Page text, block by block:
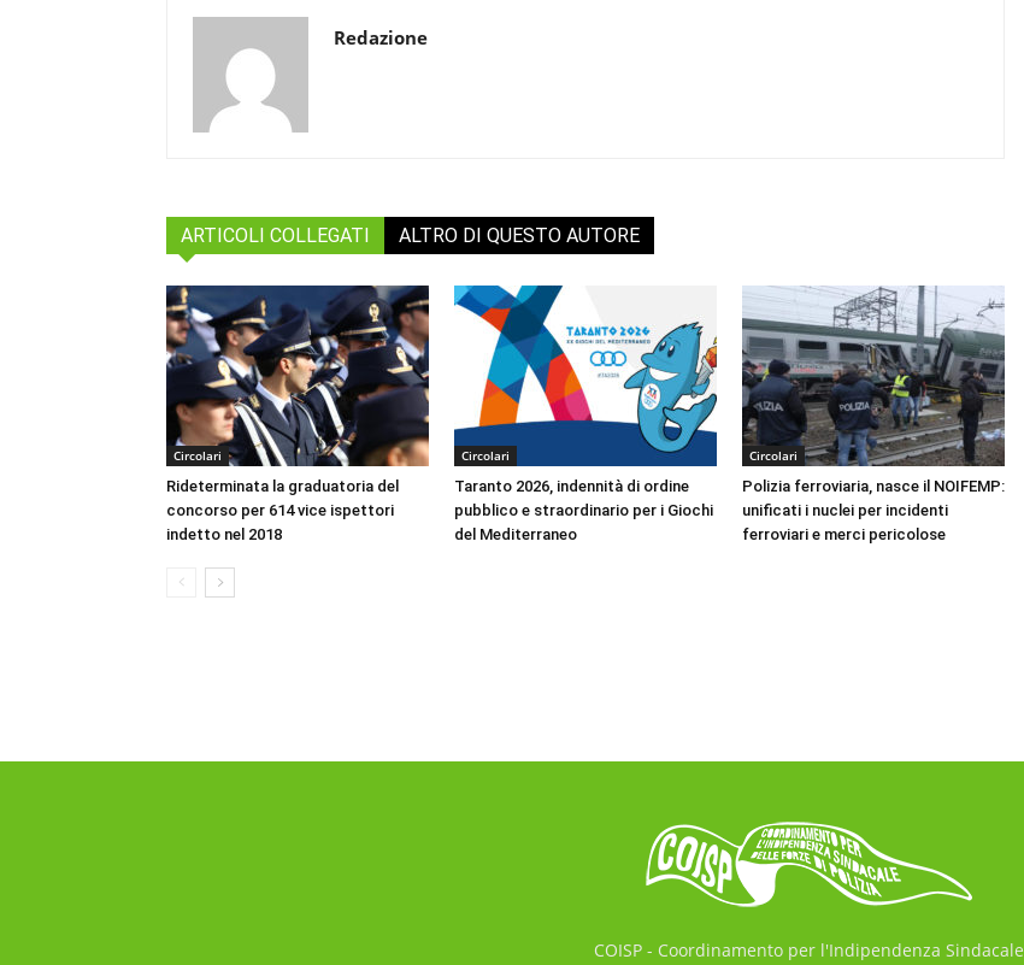
Redazione
ARTICOLI COLLEGATI ALTRO DI QUESTO AUTORE
Circolari
Rideterminata la graduatoria del
concorso per 614 vice ispettori
indetto nel 2018
Circolari
Taranto 2026, indennità di ordine
pubblico e straordinario per i Giochi
del Mediterraneo
Circolari
Polizia ferroviaria, nasce il NOIFEMP:
unificati i nuclei per incidenti
ferroviari e merci pericolose
COISP - Coordinamento per l'Indipendenza Sindacale